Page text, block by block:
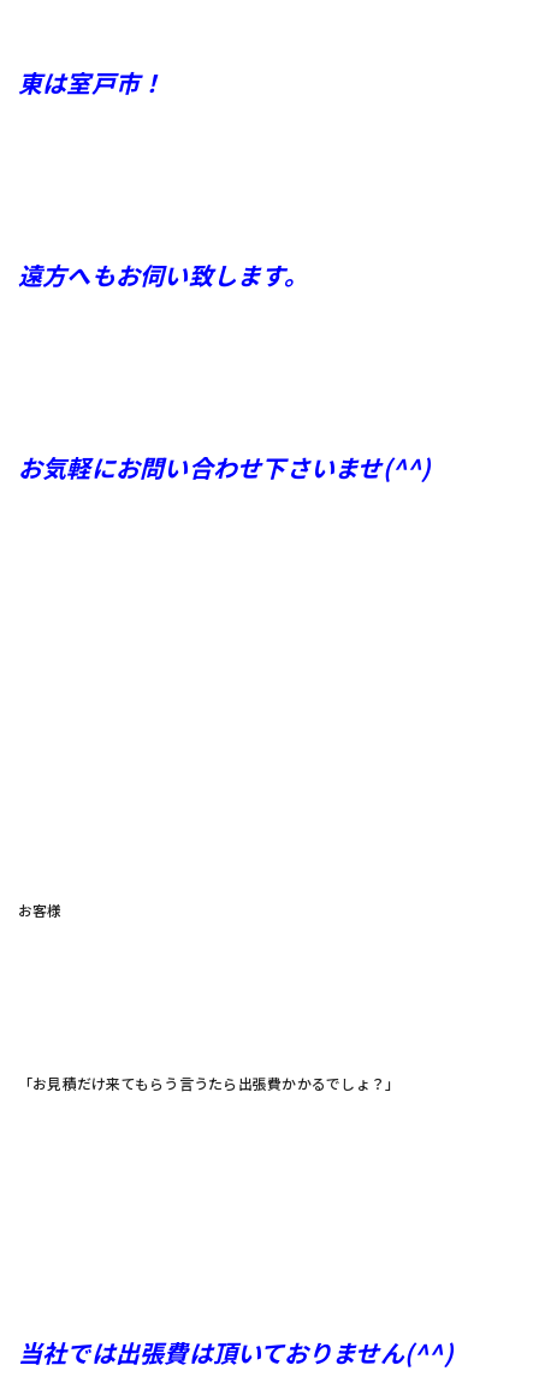
東は室戸市！
遠方へもお伺い致します。
お気軽にお問い合わせ下さいませ(^^)
お客様
「お見積だけ来てもらう言うたら出張費かかるでしょ？」
当社では出張費は頂いておりません(^^)